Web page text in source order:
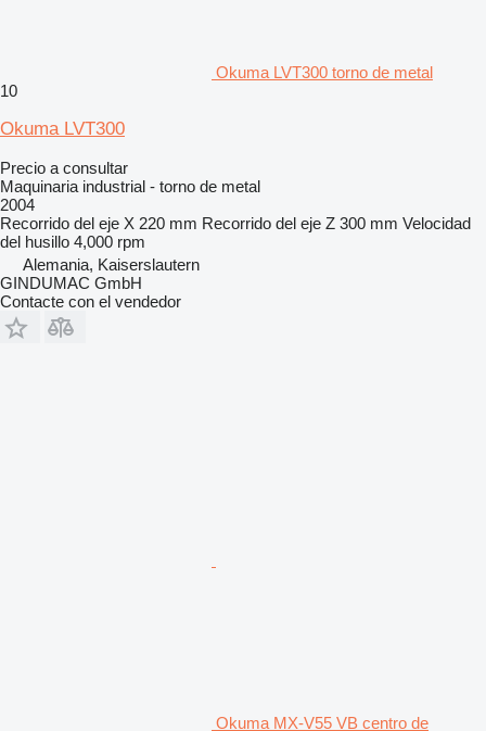
Okuma LVT300 torno de metal
10
Okuma LVT300
Precio a consultar
Maquinaria industrial - torno de metal
2004
Recorrido del eje X 220 mm Recorrido del eje Z 300 mm Velocidad
del husillo 4,000 rpm
Alemania, Kaiserslautern
GINDUMAC GmbH
Contacte con el vendedor
Okuma MX-V55 VB centro de